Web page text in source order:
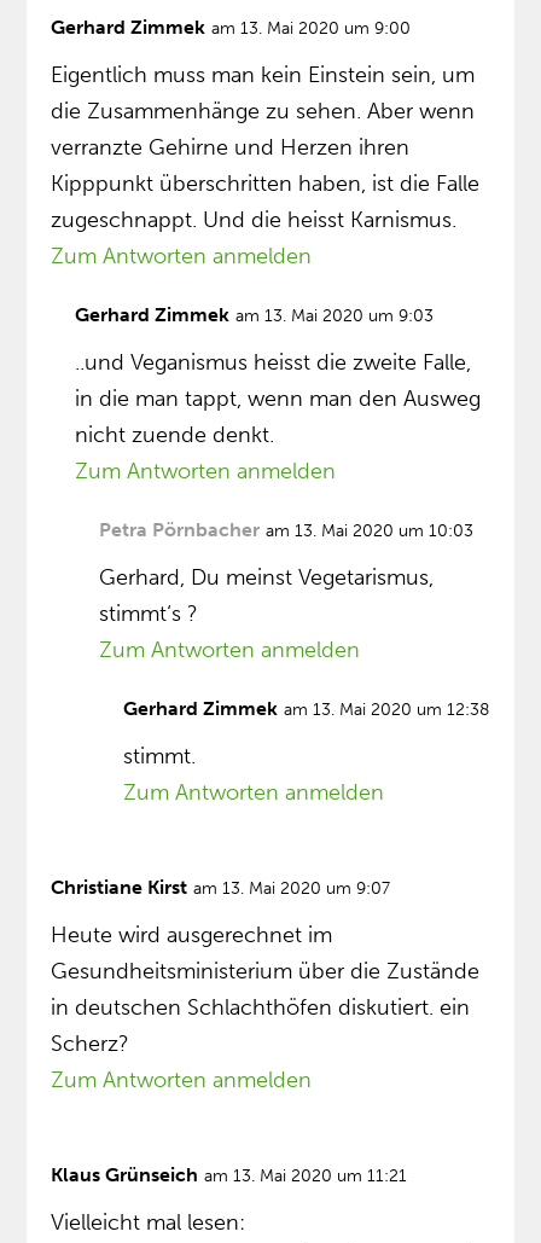
Gerhard Zimmek am 13. Mai 2020 um 9:00
Eigentlich muss man kein Einstein sein, um
die Zusammenhänge zu sehen. Aber wenn
verranzte Gehirne und Herzen ihren
Kipppunkt überschritten haben, ist die Falle
zugeschnappt. Und die heisst Karnismus.
Zum Antworten anmelden
Gerhard Zimmek am 13. Mai 2020 um 9:03
..und Veganismus heisst die zweite Falle,
in die man tappt, wenn man den Ausweg
nicht zuende denkt.
Zum Antworten anmelden
Petra Pörnbacher am 13. Mai 2020 um 10:03
Gerhard, Du meinst Vegetarismus,
stimmt‘s ?
Zum Antworten anmelden
Gerhard Zimmek am 13. Mai 2020 um 12:38
stimmt.
Zum Antworten anmelden
Christiane Kirst am 13. Mai 2020 um 9:07
Heute wird ausgerechnet im
Gesundheitsministerium über die Zustände
in deutschen Schlachthöfen diskutiert. ein
Scherz?
Zum Antworten anmelden
Klaus Grünseich am 13. Mai 2020 um 11:21
Vielleicht mal lesen: